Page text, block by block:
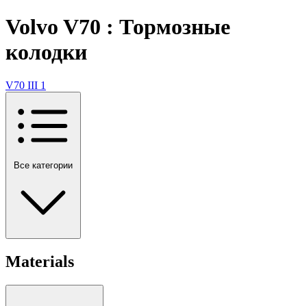
Volvo V70 : Тормозные
колодки
V70 III 1
Все категории
Materials